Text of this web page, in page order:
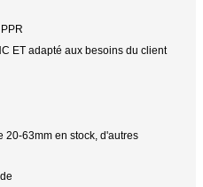
ET adapté aux besoins du client
20-63mm en stock, d'autres